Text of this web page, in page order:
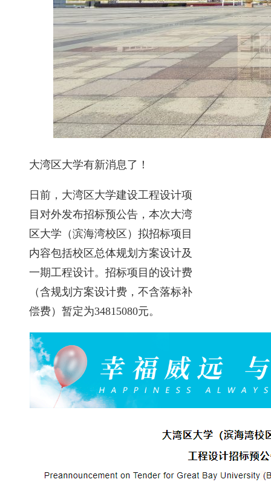
大湾区大学有新消息了！
日前，大湾区大学建设工程设计项
目对外发布招标预公告，本次大湾
区大学（滨海湾校区）拟招标项目
内容包括校区总体规划方案设计及
一期工程设计。招标项目的设计费
（含规划方案设计费，不含落标补
偿费）暂定为34815080元。